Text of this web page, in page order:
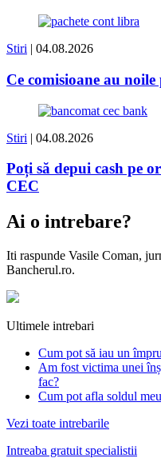
Stiri | 04.08.2026
Ce comisioane au
Stiri | 04.08.2026
Poți să depui cash pe
CEC
Ai o intrebare?
Iti raspunde Vasile Coman,
Bancherul.ro.
Ultimele intrebari
Cum pot să iau un
Am fost victima unei
fac?
Cum pot afla soldul
Vezi toate intrebarile
Intreaba gratuit specialistii